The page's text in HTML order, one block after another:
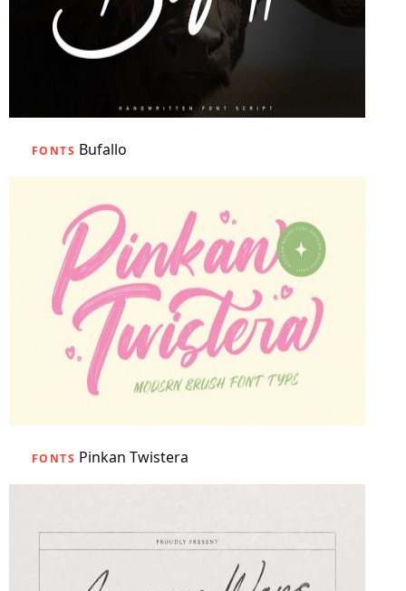
FONTS Bufallo
FONTS Pinkan Twistera